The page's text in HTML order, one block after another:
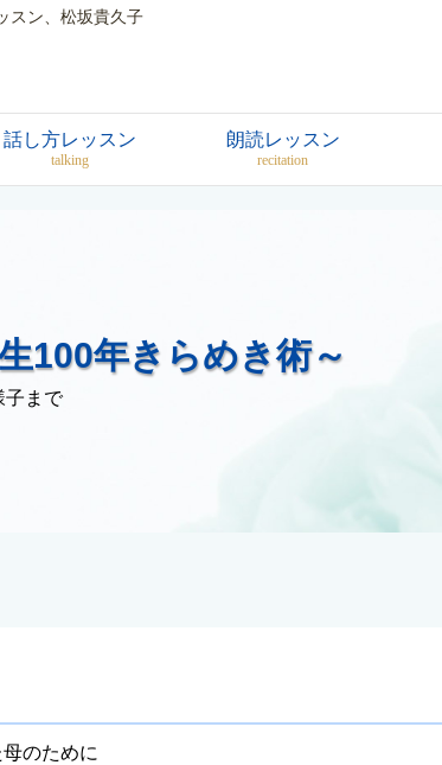
スン、松坂貴久子
話し方レッスン
talking
朗読レッスン
recitation
100年きらめき術～
子まで
のために